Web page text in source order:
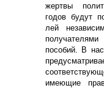
жертвы
годов будут
лей
пособий. В
имеющие